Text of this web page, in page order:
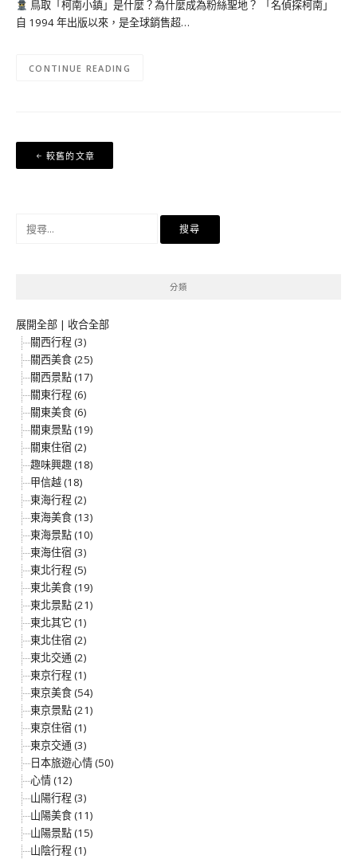
鳥取「柯南小鎮」是什麼？為什麼成為粉絲聖地？ 「名偵探柯南」
自 1994 年出版以來，是全球銷售超…
CONTINUE READING
文
章
覽
較舊的文章
分類
展開全部 | 收合全部
關西行程 (3)
關西美食 (25)
關西景點 (17)
關東行程 (6)
關東美食 (6)
關東景點 (19)
關東住宿 (2)
趣味興趣 (18)
甲信越 (18)
東海行程 (2)
東海美食 (13)
東海景點 (10)
東海住宿 (3)
東北行程 (5)
東北美食 (19)
東北景點 (21)
東北其它 (1)
東北住宿 (2)
東北交通 (2)
東京行程 (1)
東京美食 (54)
東京景點 (21)
東京住宿 (1)
東京交通 (3)
日本旅遊心情 (50)
心情 (12)
山陽行程 (3)
山陽美食 (11)
山陽景點 (15)
山陰行程 (1)